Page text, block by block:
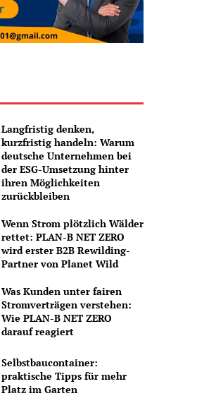
Langfristig denken,
kurzfristig handeln: Warum
deutsche Unternehmen bei
der ESG-Umsetzung hinter
ihren Möglichkeiten
zurückbleiben
Wenn Strom plötzlich Wälder
rettet: PLAN-B NET ZERO
wird erster B2B Rewilding-
Partner von Planet Wild
Was Kunden unter fairen
Stromverträgen verstehen:
Wie PLAN-B NET ZERO
darauf reagiert
Selbstbaucontainer:
praktische Tipps für mehr
Platz im Garten